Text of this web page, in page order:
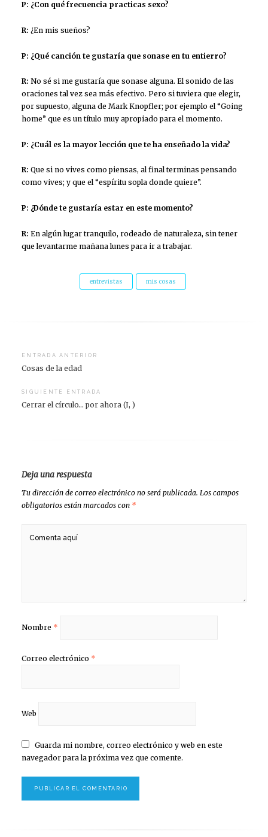
P: ¿Con qué frecuencia practicas sexo?
R: ¿En mis sueños?
P: ¿Qué canción te gustaría que sonase en tu entierro?
R: No sé si me gustaría que sonase alguna. El sonido de las
oraciones tal vez sea más efectivo. Pero si tuviera que elegir,
por supuesto, alguna de Mark Knopfler; por ejemplo el “Going
home” que es un título muy apropiado para el momento.
P: ¿Cuál es la mayor lección que te ha enseñado la vida?
R: Que si no vives como piensas, al final terminas pensando
como vives; y que el “espíritu sopla donde quiere”.
P: ¿Dónde te gustaría estar en este momento?
R: En algún lugar tranquilo, rodeado de naturaleza, sin tener
que levantarme mañana lunes para ir a trabajar.
entrevistas mis cosas
Navegación
de
entradas
ENTRADA ANTERIOR
Cosas de la edad
SIGUIENTE ENTRADA
Cerrar el círculo… por ahora (I, )
Deja una respuesta
Tu dirección de correo electrónico no será publicada. Los campos
obligatorios están marcados con *
Nombre *
Correo electrónico *
Web
Guarda mi nombre, correo electrónico y web en este
navegador para la próxima vez que comente.